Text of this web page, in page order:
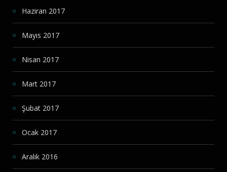
Haziran 2017
Mayıs 2017
Nisan 2017
Mart 2017
Şubat 2017
Ocak 2017
Aralık 2016